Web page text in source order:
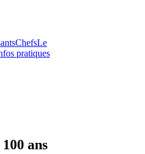
ChefsLe
pratiques
ans